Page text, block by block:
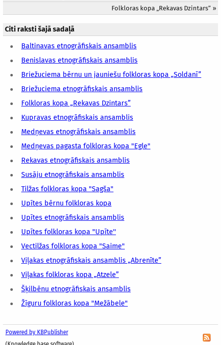
Folkloras kopa „Rekavas Dzintars” »
Citi raksti šajā sadaļā
Baltinavas etnogrāfiskais ansamblis
Benislavas etnogrāfiskais ansamblis
Briežuciema bērnu un jauniešu folkloras kopa „Soldanī”
Briežuciema etnogrāfiskais ansamblis
Folkloras kopa „Rekavas Dzintars”
Kupravas etnogrāfiskais ansamblis
Medņevas etnogrāfiskais ansamblis
Medņevas pagasta folkloras kopa "Egle"
Rekavas etnogrāfiskais ansamblis
Susāju etnogrāfiskais ansamblis
Tilžas folkloras kopa "Sagša"
Upītes bērnu folkloras kopa
Upītes etnogrāfiskais ansamblis
Upītes folkloras kopa "Upīte''
Vectilžas folkloras kopa "Saime"
Viļakas etnogrāfiskais ansamblis „Abrenīte”
Viļakas folkloras kopa „Atzele”
Šķilbēnu etnogrāfiskais ansamblis
Žīguru folkloras kopa "Mežābele"
Powered by KBPublisher